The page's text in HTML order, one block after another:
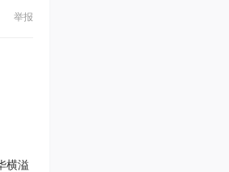
举报
横溢